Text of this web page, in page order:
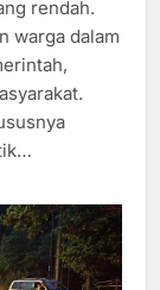
rendah.
warga dalam